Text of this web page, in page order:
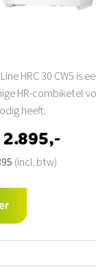
HRC 30 CW5 is
HR-combiketel
heeft.
(incl. btw)